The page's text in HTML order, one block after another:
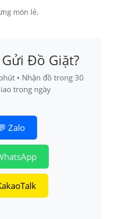
món lẻ.
Gửi Đồ Giặt?
• Nhận đồ trong 30
trong ngày
Zalo